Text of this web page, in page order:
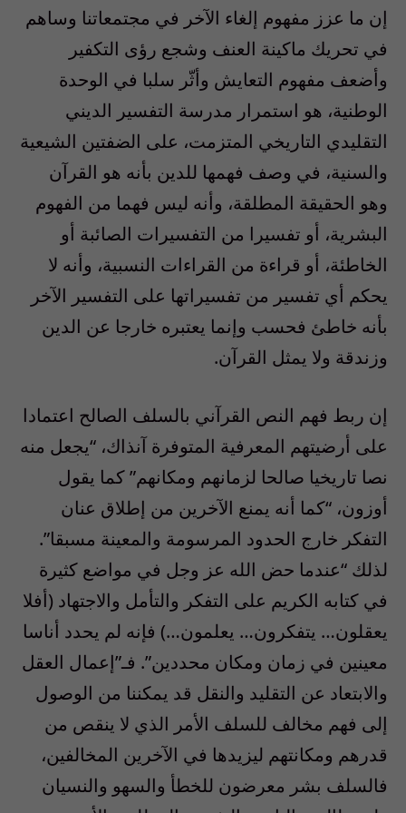
إن ما عزز مفهوم إلغاء الآخر في مجتمعاتنا وساهم
في تحريك ماكينة العنف وشجع رؤى التكفير
وأضعف مفهوم التعايش وأثّر سلبا في الوحدة
الوطنية، هو استمرار مدرسة التفسير الديني
التقليدي التاريخي المتزمت، على الضفتين الشيعية
والسنية، في وصف فهمها للدين بأنه هو القرآن
وهو الحقيقة المطلقة، وأنه ليس فهما من الفهوم
البشرية، أو تفسيرا من التفسيرات الصائبة أو
الخاطئة، أو قراءة من القراءات النسبية، وأنه لا
يحكم أي تفسير من تفسيراتها على التفسير الآخر
بأنه خاطئ فحسب وإنما يعتبره خارجا عن الدين
وزندقة ولا يمثل القرآن.
إن ربط فهم النص القرآني بالسلف الصالح اعتمادا
على أرضيتهم المعرفية المتوفرة آنذاك، “يجعل منه
نصا تاريخيا صالحا لزمانهم ومكانهم” كما يقول
أوزون، “كما أنه يمنع الآخرين من إطلاق عنان
التفكر خارج الحدود المرسومة والمعينة مسبقا”.
لذلك “عندما حض الله عز وجل في مواضع كثيرة
في كتابه الكريم على التفكر والتأمل والاجتهاد (أفلا
يعقلون… يتفكرون… يعلمون…) فإنه لم يحدد أناسا
معينين في زمان ومكان محددين”. فـ”إعمال العقل
والابتعاد عن التقليد والنقل قد يمكننا من الوصول
إلى فهم مخالف للسلف الأمر الذي لا ينقص من
قدرهم ومكانتهم ليزيدها في الآخرين المخالفين،
فالسلف بشر معرضون للخطأ والسهو والنسيان